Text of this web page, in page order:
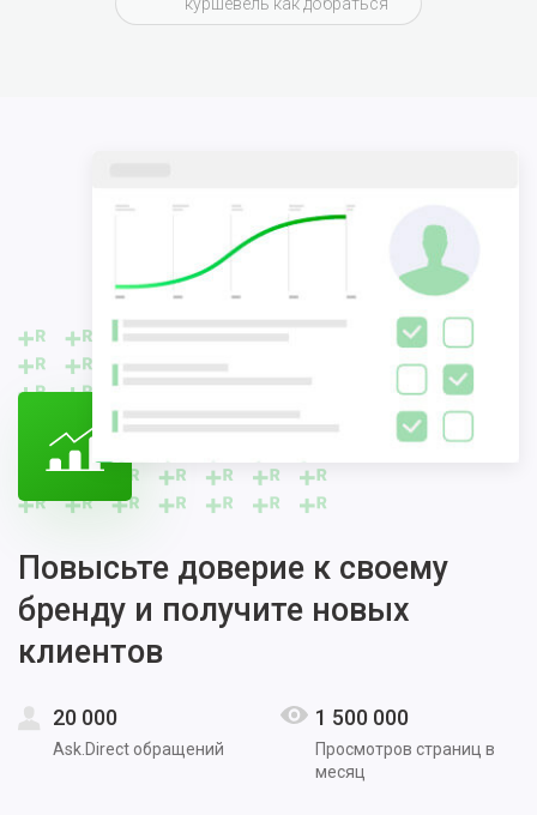
Повысьте доверие к своему
бренду и получите новых
клиентов
20 000
Ask.Direct обращений
1 500 000
Просмотров страниц в
месяц